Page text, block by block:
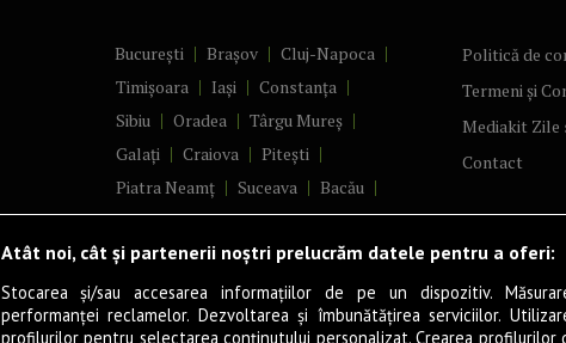
București Brașov
Cluj-Napoca
Timișoara
Iași
Constanța
Sibiu
Oradea
Târgu Mureș
Galați
Craiova
Pitești
Piatra Neamț
Suceava
Bacău
Brăila
Ploiești
Râmnicu Vâlcea
Alba Iulia
Arad
Bistrița
Baia Mare
Satu Mare
Sfântu Gheorghe
Deva Focșani
Politică de
Termeni și
Mediakit Zile
Contact
Atât noi, cât și partenerii noștri prelucrăm datele pentru a oferi:
Stocarea și/sau accesarea informațiilor de pe un dispozitiv.
performanței reclamelor. Dezvoltarea și îmbunătățirea serviciilor.
profilurilor pentru selectarea conținutului personalizat. Crearea profilurilor